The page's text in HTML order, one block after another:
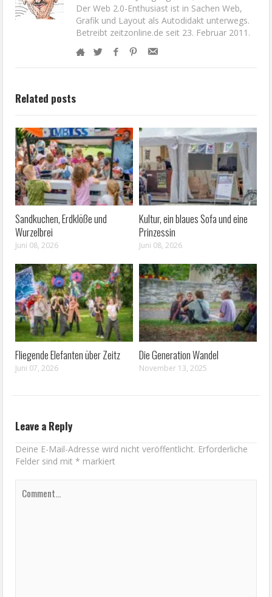
Der Web 2.0-Enthusiast ist in Sachen Web,
Grafik und Layout als Autodidakt unterwegs.
Betreibt zeitzonline.de seit 23. Februar 2011.
Related posts
Sandkuchen, Erdklöße und
Wurzelbrei
Juni 08, 2026
Kultur, ein blaues Sofa und eine
Prinzessin
Juni 08, 2026
Fliegende Elefanten über Zeitz
Juni 07, 2026
Die Generation Wandel
November 13, 2025
Leave a Reply
Deine E-Mail-Adresse wird nicht veröffentlicht. Erforderliche
Felder sind mit* markiert